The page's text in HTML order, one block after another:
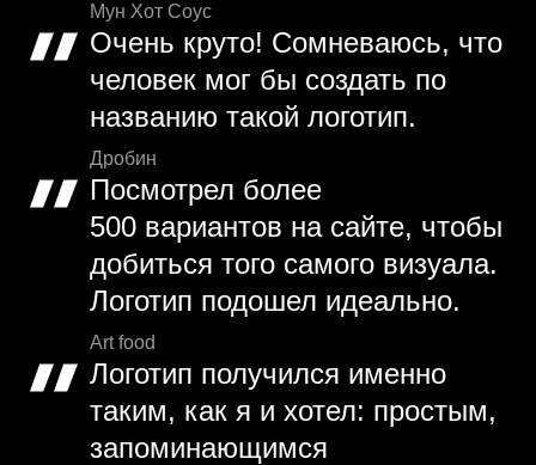
Мун Хот Соус
Очень круто! Сомневаюсь, что
человек мог бы создать по
названию такой логотип.
Дробин
Посмотрел более
500 вариантов на сайте, чтобы
добиться того самого визуала.
Логотип подошел идеально.
Art food
Логотип получился именно
таким, как я и хотел: простым,
запоминающимся